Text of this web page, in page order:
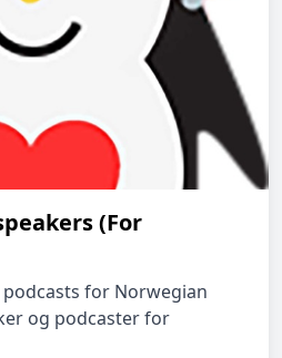
(For
for Norwegian
og podcaster for